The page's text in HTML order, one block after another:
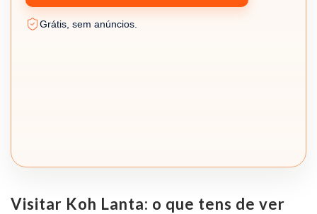
Grátis, sem anúncios.
Visitar Koh Lanta: o que tens de ver